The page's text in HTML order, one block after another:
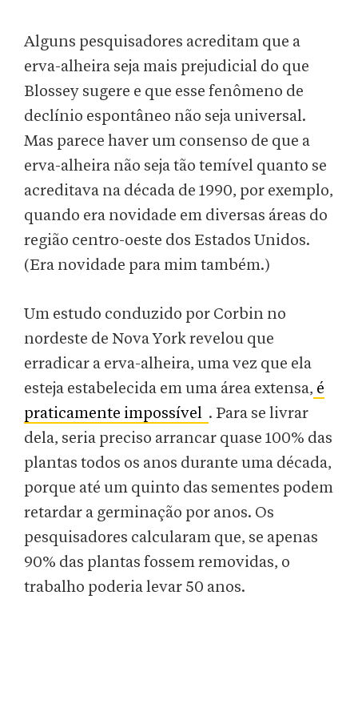
Alguns pesquisadores acreditam que a
erva-alheira seja mais prejudicial do que
Blossey sugere e que esse fenômeno de
declínio espontâneo não seja universal.
Mas parece haver um consenso de que a
erva-alheira não seja tão temível quanto se
acreditava na década de 1990, por exemplo,
quando era novidade em diversas áreas do
região centro-oeste dos Estados Unidos.
(Era novidade para mim também.)
Um estudo conduzido por Corbin no
nordeste de Nova York revelou que
erradicar a erva-alheira, uma vez que ela
esteja estabelecida em uma área extensa, é
praticamente impossível . Para se livrar
dela, seria preciso arrancar quase 100% das
plantas todos os anos durante uma década,
porque até um quinto das sementes podem
retardar a germinação por anos. Os
pesquisadores calcularam que, se apenas
90% das plantas fossem removidas, o
trabalho poderia levar 50 anos.